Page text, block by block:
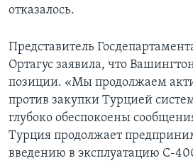
отказалось.
Представитель
Ортагус заявила, что
позиции. «Мы продолжаем
против закупки Турцией
глубоко обеспокоены
Турция продолжает
введению в эксплуатацию С-